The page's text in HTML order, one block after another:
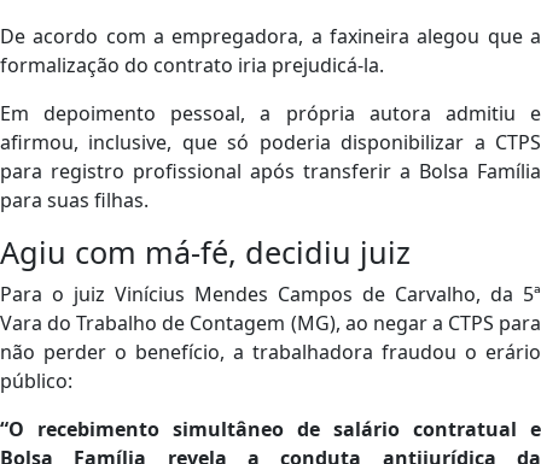
De acordo com a empregadora, a faxineira alegou que a
formalização do contrato iria prejudicá-la.
Em depoimento pessoal, a própria autora admitiu e
afirmou, inclusive, que só poderia disponibilizar a CTPS
para registro profissional após transferir a Bolsa Família
para suas filhas.
Agiu com má-fé, decidiu juiz
Para o juiz Vinícius Mendes Campos de Carvalho, da 5ª
Vara do Trabalho de Contagem (MG), ao negar a CTPS para
não perder o benefício, a trabalhadora fraudou o erário
público:
“O recebimento simultâneo de salário contratual e
Bolsa Família revela a conduta antijurídica da